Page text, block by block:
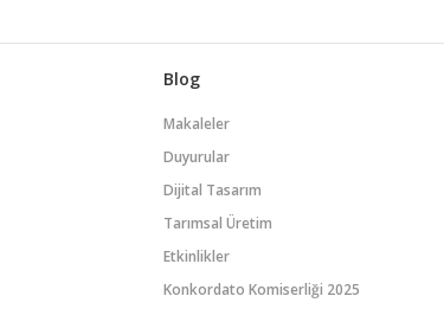
Blog
Makaleler
Duyurular
Dijital Tasarım
Tarımsal Üretim
Etkinlikler
Konkordato Komiserliği 2025